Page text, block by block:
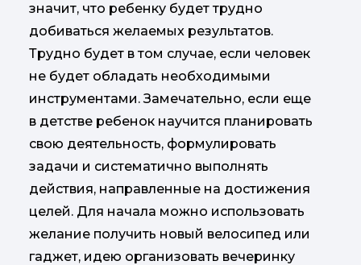
значит, что ребенку будет трудно
добиваться желаемых результатов.
Трудно будет в том случае, если человек
не будет обладать необходимыми
инструментами. Замечательно, если еще
в детстве ребенок научится планировать
свою деятельность, формулировать
задачи и систематично выполнять
действия, направленные на достижения
целей. Для начала можно использовать
желание получить новый велосипед или
гаджет, идею организовать вечеринку